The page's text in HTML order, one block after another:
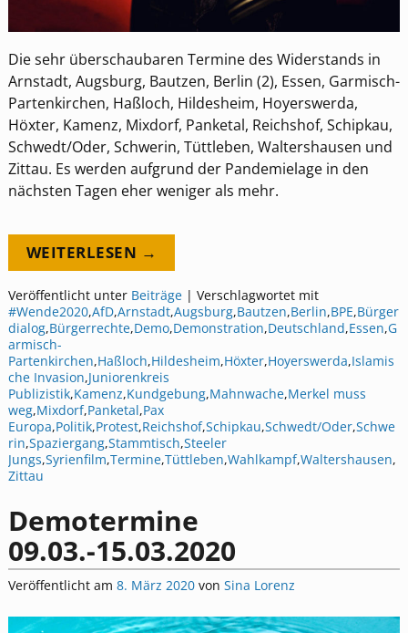
Die sehr überschaubaren Termine des Widerstands in
Arnstadt, Augsburg, Bautzen, Berlin (2), Essen, Garmisch-
Partenkirchen, Haßloch, Hildesheim, Hoyerswerda,
Höxter, Kamenz, Mixdorf, Panketal, Reichshof, Schipkau,
Schwedt/Oder, Schwerin, Tüttleben, Waltershausen und
Zittau. Es werden aufgrund der Pandemielage in den
nächsten Tagen eher weniger als mehr.
WEITERLESEN →
Veröffentlicht unter Beiträge| Verschlagwortet mit
#Wende2020,AfD,Arnstadt,Augsburg,Bautzen,Berlin,BPE,Bürger
dialog,Bürgerrechte,Demo,Demonstration,Deutschland,Essen,G
armisch-
Partenkirchen,Haßloch,Hildesheim,Höxter,Hoyerswerda,Islamis
che Invasion,Juniorenkreis
Publizistik,Kamenz,Kundgebung,Mahnwache,Merkel muss
weg,Mixdorf,Panketal,Pax
Europa,Politik,Protest,Reichshof,Schipkau,Schwedt/Oder,Schwe
rin,Spaziergang,Stammtisch,Steeler
Jungs,Syrienfilm,Termine,Tüttleben,Wahlkampf,Waltershausen,
Zittau
Demotermine
09.03.-15.03.2020
Veröffentlicht am 8. März 2020 von Sina Lorenz